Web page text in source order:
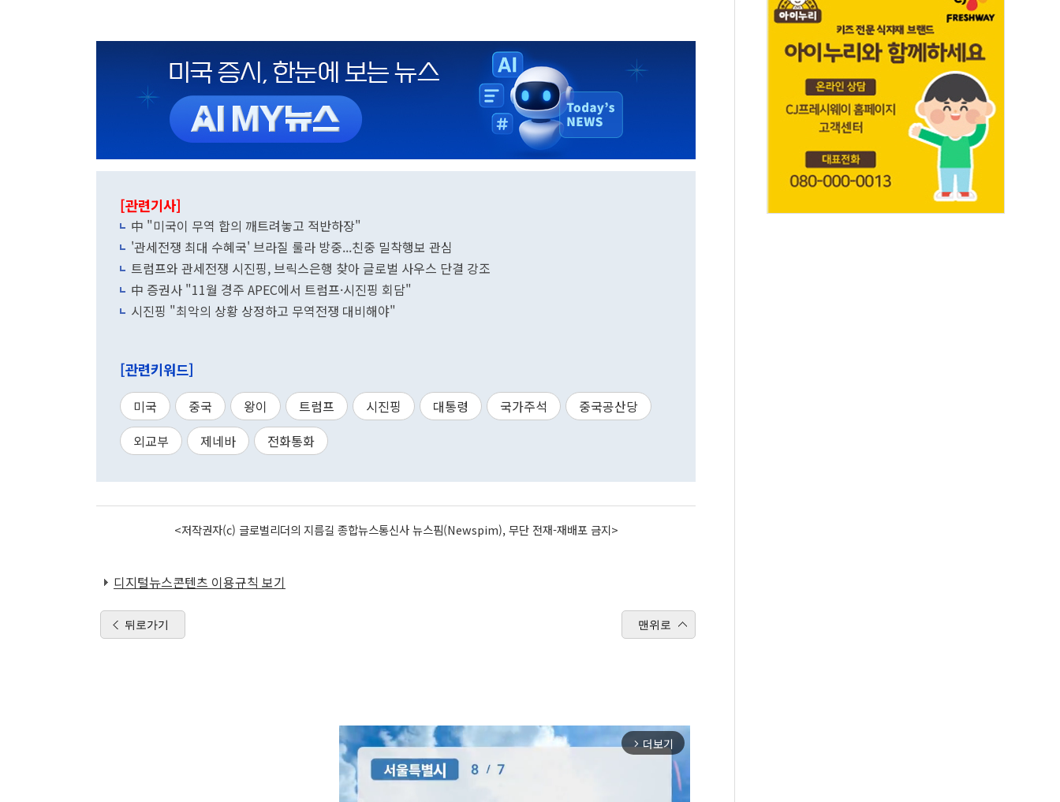
[관련기사]
中 "미국이 무역 합의 깨트려놓고 적반하장"
'관세전쟁 최대 수혜국' 브라질 룰라 방중...친중 밀착행보 관심
트럼프와 관세전쟁 시진핑, 브릭스은행 찾아 글로벌 사우스 단결 강조
中 증권사 "11월 경주 APEC에서 트럼프·시진핑 회담"
시진핑 "최악의 상황 상정하고 무역전쟁 대비해야"
[관련키워드]
미국 중국 왕이 트럼프 시진핑 대통령 국가주석
중국공산당
외교부
제네바 전화통화
<저작권자(c) 글로벌리더의 지름길 종합뉴스통신사 뉴스핌(Newspim), 무단 전재-재배포 금지>
디지털뉴스콘텐츠 이용규칙 보기
뒤로가기 맨위로
arrow_forward_ios 더보기